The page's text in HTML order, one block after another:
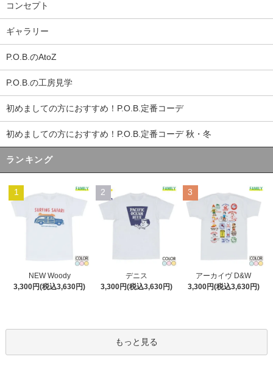
コンセプト
ギャラリー
P.O.B.のAtoZ
P.O.B.の工房見学
初めましての方におすすめ！P.O.B.定番コーデ
初めましての方におすすめ！P.O.B.定番コーデ 秋・冬
ランキング
1
NEW Woody
3,300円(税込3,630円)
2
デニス
3,300円(税込3,630円)
3
アーカイヴ D&W
3,300円(税込3,630円)
もっと見る